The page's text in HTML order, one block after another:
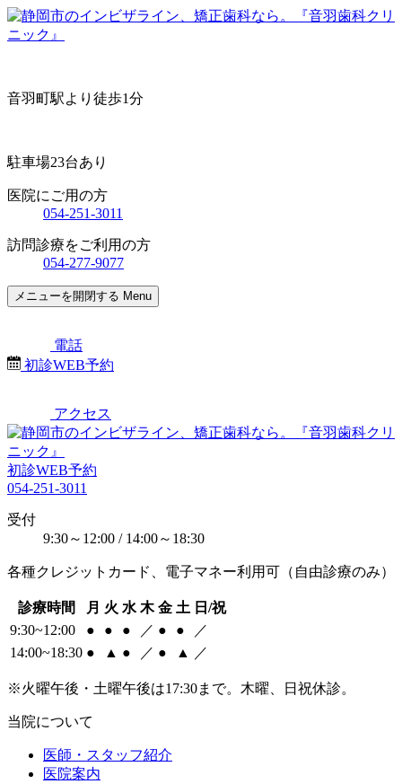
音羽町駅より徒歩1分
駐車場23台あり
医院にご用の方
054-251-3011
訪問診療をご利用の方
054-277-9077
メニューを開閉する Menu
電話
初診WEB予約
アクセス
初診WEB予約
054-251-3011
受付
9:30～12:00 / 14:00～18:30
各種クレジットカード、電子マネー利用可（自由診療のみ）
診療時間 月 火 水 木 金 土 日/祝
9:30~12:00
● ● ● ／ ● ●
／
14:00~18:30 ● ▲ ● ／ ● ▲ ／
※火曜午後・土曜午後は17:30まで。木曜、日祝休診。
当院について
医師・スタッフ紹介
医院案内